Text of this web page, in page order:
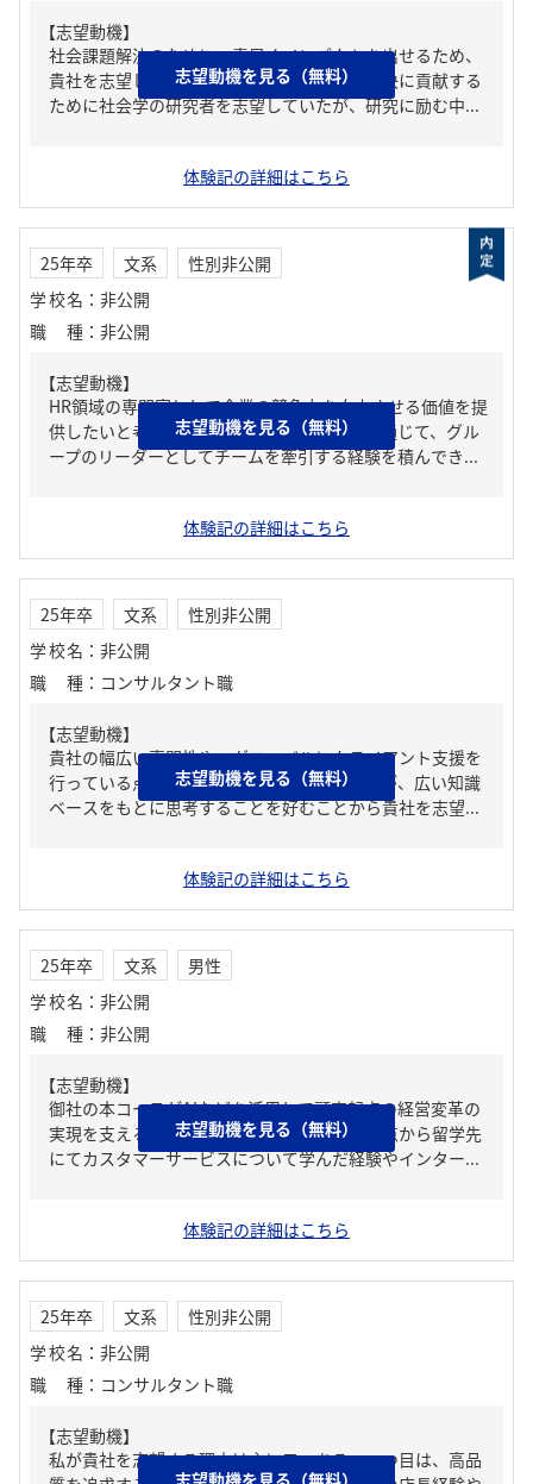
【志望動機】
社会課題解決のために、素早くインパクトを出せるため、
貴社を志望している。私は元々社会問題の解決に貢献する
ために社会学の研究者を志望していたが、研究に励む中...
体験記の詳細はこちら
志望動機を見る（無料）
25年卒 文系
性別非公開
学校名 ： 非公開
職種 ： 非公開
【志望動機】
HR領域の専門家として企業の競争力を向上させる価値を提
供したいと考えています。中高大学の期間を通じて、グル
ープのリーダーとしてチームを牽引する経験を積んでき...
体験記の詳細はこちら
志望動機を見る（無料）
25年卒 文系
性別非公開
学校名 ： 非公開
職種 ： コンサルタント職
【志望動機】
貴社の幅広い専門性や、グローバルにクライアント支援を
行っている点に魅力を感じたことと、私自身が、広い知識
ベースをもとに思考することを好むことから貴社を志望...
体験記の詳細はこちら
志望動機を見る（無料）
25年卒 文系
男性
学校名 ： 非公開
職種 ： 非公開
【志望動機】
御社の本コースがAIなどを活用して顧客起点の経営変革の
実現を支えるといったコースであるといった点から留学先
にてカスタマーサービスについて学んだ経験やインター...
体験記の詳細はこちら
志望動機を見る（無料）
25年卒 文系
性別非公開
学校名 ： 非公開
職種 ： コンサルタント職
【志望動機】
私が貴社を志望する理由は主に二つある。一つ目は、高品
志望動機を見る（無料）